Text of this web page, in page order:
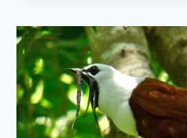
TORTUGUERO
:
RECORD
DE
186
ESPÈCES
D’OISEAUX